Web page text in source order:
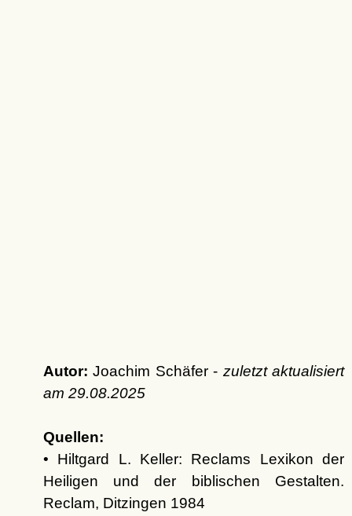
Autor: Joachim Schäfer - zuletzt aktualisiert
am 29.08.2025
Quellen:
• Hiltgard L. Keller: Reclams Lexikon der
Heiligen und der biblischen Gestalten.
Reclam, Ditzingen 1984